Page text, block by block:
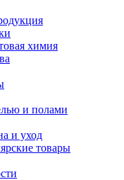
химия
и полами
и уход
товары